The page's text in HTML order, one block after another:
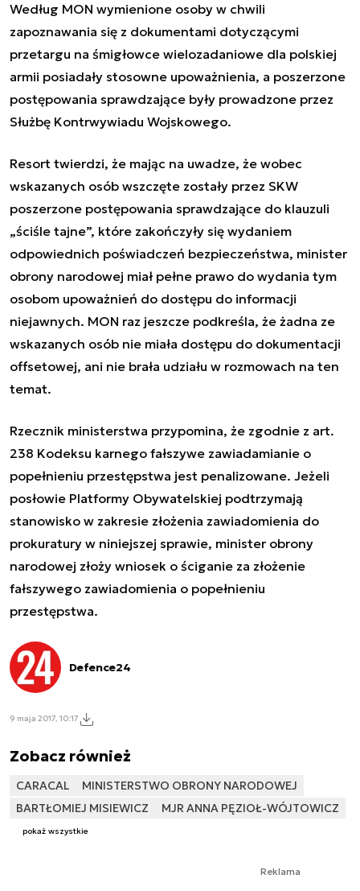
Według MON wymienione osoby w chwili
zapoznawania się z dokumentami dotyczącymi
przetargu na śmigłowce wielozadaniowe dla polskiej
armii posiadały stosowne upoważnienia, a poszerzone
postępowania sprawdzające były prowadzone przez
Służbę Kontrwywiadu Wojskowego.
Resort twierdzi, że mając na uwadze, że wobec
wskazanych osób wszczęte zostały przez SKW
poszerzone postępowania sprawdzające do klauzuli
„ściśle tajne”, które zakończyły się wydaniem
odpowiednich poświadczeń bezpieczeństwa, minister
obrony narodowej miał pełne prawo do wydania tym
osobom upoważnień do dostępu do informacji
niejawnych. MON raz jeszcze podkreśla, że żadna ze
wskazanych osób nie miała dostępu do dokumentacji
offsetowej, ani nie brała udziału w rozmowach na ten
temat.
Rzecznik ministerstwa przypomina, że zgodnie z art.
238 Kodeksu karnego fałszywe zawiadamianie o
popełnieniu przestępstwa jest penalizowane. Jeżeli
posłowie Platformy Obywatelskiej podtrzymają
stanowisko w zakresie złożenia zawiadomienia do
prokuratury w niniejszej sprawie, minister obrony
narodowej złoży wniosek o ściganie za złożenie
fałszywego zawiadomienia o popełnieniu
przestępstwa.
Defence24
9 maja 2017, 10:17
Zobacz również
CARACAL
MINISTERSTWO OBRONY NARODOWEJ
BARTŁOMIEJ MISIEWICZ
MJR ANNA PĘZIOŁ-WÓJTOWICZ
pokaż wszystkie
Reklama